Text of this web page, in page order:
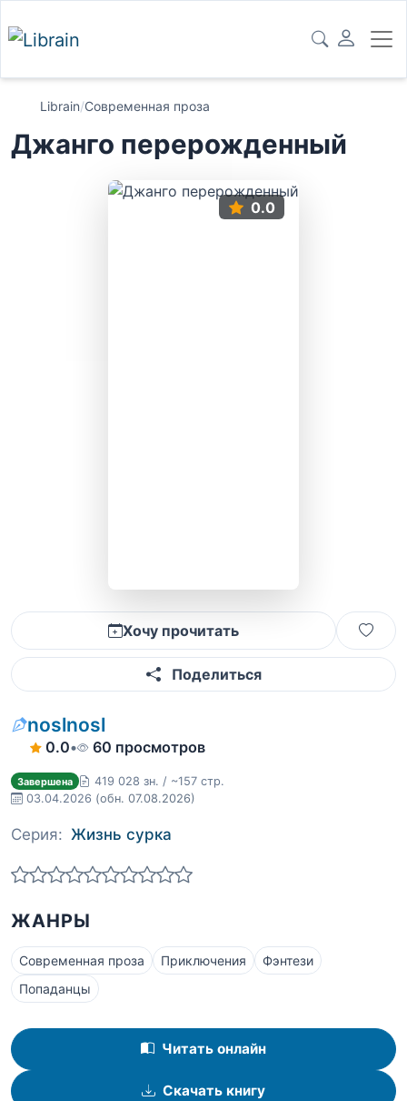
Librain/Современная проза
Джанго перерожденный
0.0
Хочу прочитать
Поделиться
noslnosl
0.0• 60 просмотров
Завершена
419 028 зн. / ~157 стр.
03.04.2026 (обн. 07.08.2026)
Серия: Жизнь сурка
ЖАНРЫ
Современная проза Приключения
Фэнтези
Попаданцы
Читать онлайн
Скачать книгу